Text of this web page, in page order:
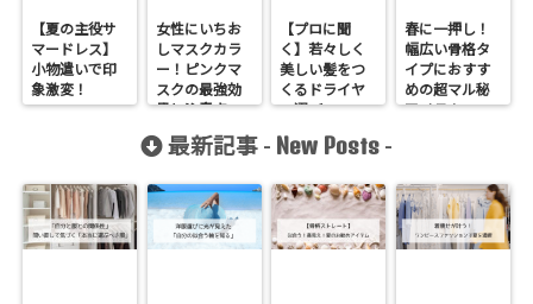
【夏の主役サ
マードレス】
小物遣いで印
象激変！
女性にいちお
しマスクカラ
ー！ピンクマ
スクの最強効
果と注意点
【プロに聞
く】若々しく
美しい髪をつ
くるドライヤ
ー選び
春に一押し！
幅広い骨格タ
イプにおすす
めの超マル秘
アイテム
最新記事 - New Posts -